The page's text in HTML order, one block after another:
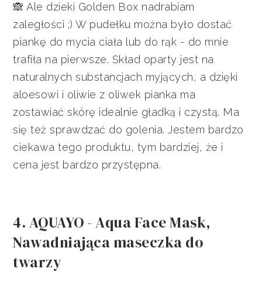
🙈 Ale dzieki Golden Box nadrabiam
zaległości ;) W pudełku można było dostać
piankę do mycia ciała lub do rąk - do mnie
trafiła na pierwsze. Skład oparty jest na
naturalnych substancjach myjących, a dzięki
aloesowi i oliwie z oliwek pianka ma
zostawiać skórę idealnie gładką i czystą. Ma
się też sprawdzać do golenia. Jestem bardzo
ciekawa tego produktu, tym bardziej, że i
cena jest bardzo przystępna.
4. AQUAYO - Aqua Face Mask,
Nawadniająca maseczka do
twarzy